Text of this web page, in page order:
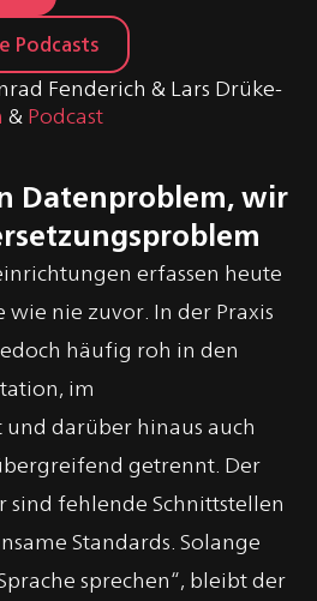
Podcasts
Fenderich & Lars Drüke-
& Podcast
Datenproblem, wir
erfassen heute
nie zuvor. In der Praxis
häufig roh in den
im
darüber hinaus auch
getrennt. Der
sind fehlende Schnittstellen
Standards. Solange
sprechen“, bleibt der